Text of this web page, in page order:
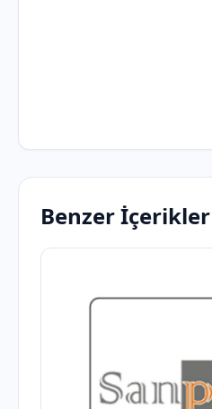
Benzer İçerikler